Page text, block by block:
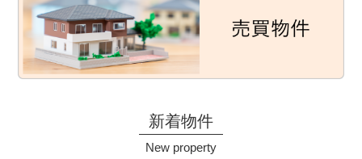
新着物件
New property